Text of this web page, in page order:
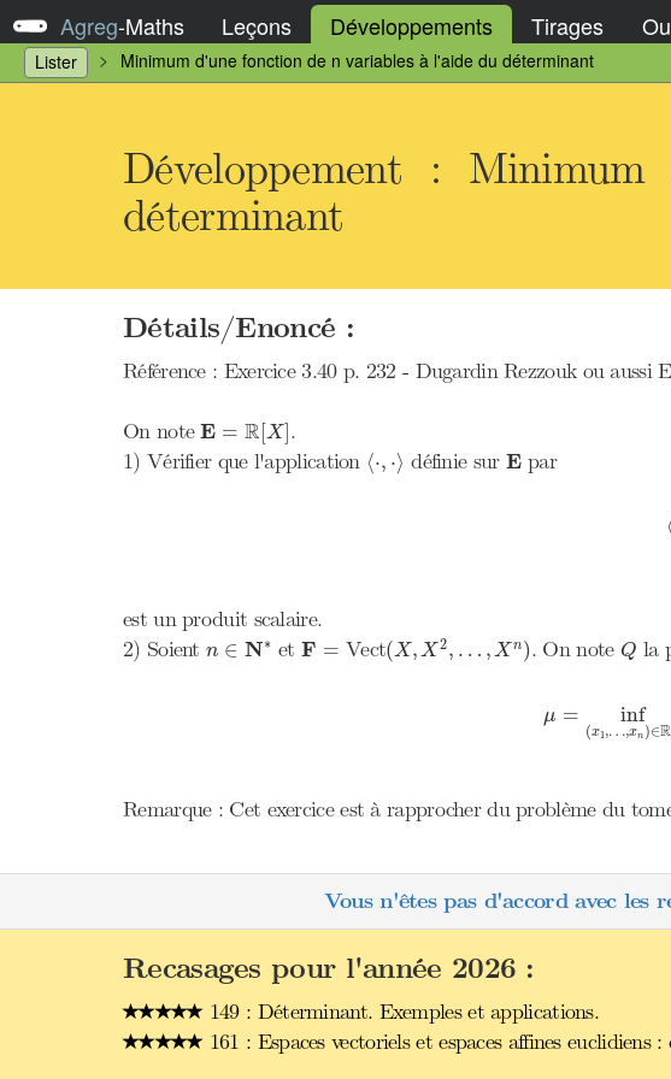
Agreg-Maths Leçons Développements Tirages
Lister Minimum d'une fonction de n variables à l'aide du déterminant
Développement :
déterminant
Détails/Enoncé :
Référence : Exercice 3.40 p. 232 - Dugardin Rezzouk ou aussi
On noteE = R[X]
E R[X]
.
1) Vérifier que l'application ⟨⋅, ⋅⟩
⟨ ⟩ définie sur E
Epar
est un produit scalaire.
2) Soient n ∈ N∗
∈ N∗ et F =
F= Vect(X, X 2, … , X n)
( X, X2, n) . On note Q
Q la
μ = inf
(x1,…,xn )∈R
Remarque : Cet exercice est à rapprocher du problème du
Vous n'êtes pas d'accord avec les
Recasages pour l'année 2026 :
149 : Déterminant. Exemples et applications.
161 : Espaces vectoriels et espaces affines euclidiens